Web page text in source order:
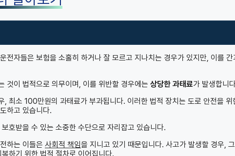
전자들은 보험을 소홀히 하거나 잘 모르고 지나치는 경우가 있지만, 이를 간
것이 법적으로 의무이며, 이를 위반할 경우에는 상당한 과태료가 발생합니
최소 100만원의 과태료가 부과됩니다. 이러한 법적 장치는 도로 안전을 위
하고 있습니다.
호받을 수 있는 소중한 수단으로 자리잡고 있습니다.
하는 이들은 사회적 책임을 지니고 있기 때문입니다. 사고가 발생할 경우, 그
하기 위한 법적 절차로 이어집니다.